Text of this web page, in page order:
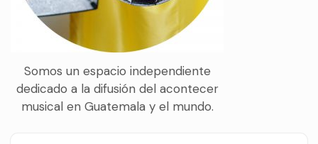
Somos un espacio independiente
dedicado a la difusión del acontecer
musical en Guatemala y el mundo.